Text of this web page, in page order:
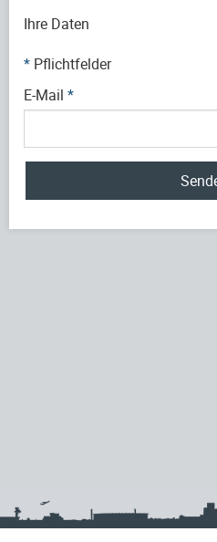
Ihre Daten
* Pflichtfelder
E-Mail *